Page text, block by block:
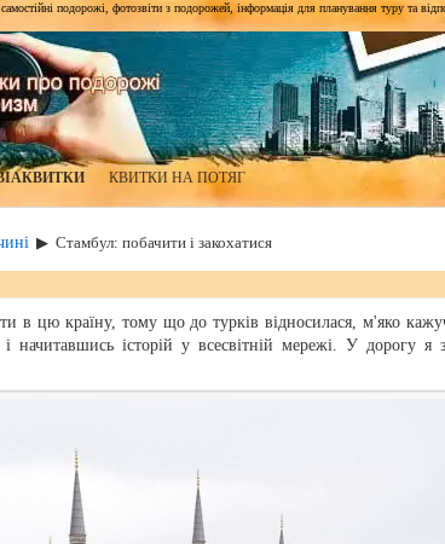
подорожі, фотозвіти з подорожей, інформація для планування туру та
КВИТКИ НА ПОТЯГ
▶ Стамбул: побачити і закохатися
в цю країну, тому що до турків відносилася, м'яко
начитавшись історій у всесвітній мережі. У дорогу я